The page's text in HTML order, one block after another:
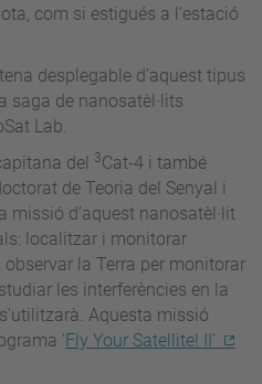
com si estigués a l’estació
desplegable d’aquest tipus
saga de nanosatèl·lits
Lab.
del 3Cat-4 i també
de Teoria del Senyal i
missió d’aquest nanosatèl·lit
localitzar i monitorar
la Terra per monitorar
les interferències en la
Aquesta missió
'Fly Your Satellite! II'